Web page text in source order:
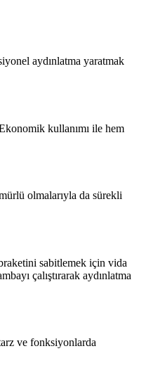
aydınlatma yaratmak
kullanımı ile hem
olmalarıyla da sürekli
sabitlemek için vida
çalıştırarak aydınlatma
ve fonksiyonlarda